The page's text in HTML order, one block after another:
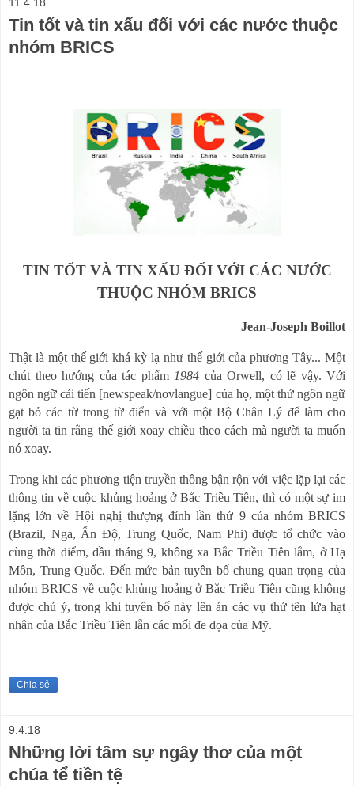
Tin tốt và tin xấu đối với các nước thuộc
nhóm BRICS
TIN TỐT VÀ TIN XẤU ĐỐI VỚI CÁC NƯỚC
THUỘC NHÓM BRICS
Jean-Joseph Boillot
Thật là một thế giới khá kỳ lạ như thế giới của phương Tây... Một
chút theo hướng của tác phẩm 1984 của Orwell, có lẽ vậy. Với
ngôn ngữ cải tiến [newspeak/novlangue] của họ, một thứ ngôn ngữ
gạt bỏ các từ trong từ điển và với một Bộ Chân Lý để làm cho
người ta tin rằng thế giới xoay chiều theo cách mà người ta muốn
nó xoay.
Trong khi các phương tiện truyền thông bận rộn với việc lặp lại các
thông tin về cuộc khủng hoảng ở Bắc Triều Tiên, thì có một sự im
lặng lớn về Hội nghị thượng đỉnh lần thứ 9 của nhóm BRICS
(Brazil, Nga, Ấn Độ, Trung Quốc, Nam Phi) được tổ chức vào
cùng thời điểm, đầu tháng 9, không xa Bắc Triều Tiên lắm, ở Hạ
Môn, Trung Quốc. Đến mức bản tuyên bố chung quan trọng của
nhóm BRICS về cuộc khủng hoảng ở Bắc Triều Tiên cũng không
được chú ý, trong khi tuyên bố này lên án các vụ thử tên lửa hạt
nhân của Bắc Triều Tiên lẫn các mối đe dọa của Mỹ.
Chia sẻ
9.4.18
Những lời tâm sự ngây thơ của một
chúa tể tiền tệ